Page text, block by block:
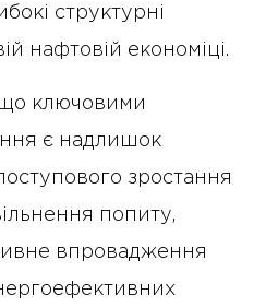
структурні
нафтовій економіці.
що ключовими
є надлишок
зростання
попиту,
впровадження